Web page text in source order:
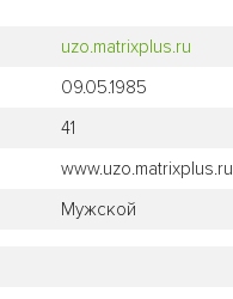
uzo.matrixplus.ru
09.05.1985
41
www.uzo.matrixplus.ru
Мужской